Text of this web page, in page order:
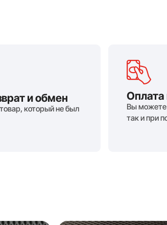
и обмен
который не был
Оплата
Вы можете
так и при